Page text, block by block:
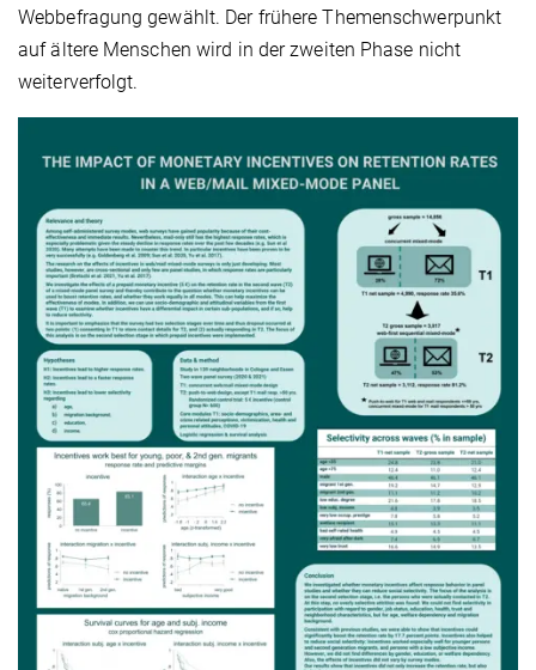
Webbefragung gewählt. Der frühere Themenschwerpunkt
auf ältere Menschen wird in der zweiten Phase nicht
weiterverfolgt.